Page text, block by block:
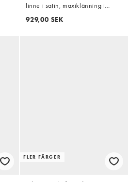
linne i satin, maxiklänning i
mörkblått
929,00 SEK
FLER FÄRGER